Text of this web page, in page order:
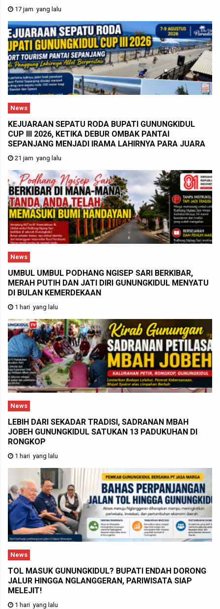
17 jam yang lalu
News
KEJUARAAN SEPATU RODA BUPATI GUNUNGKIDUL
CUP III 2026, KETIKA DEBUR OMBAK PANTAI
SEPANJANG MENJADI IRAMA LAHIRNYA PARA JUARA
21 jam yang lalu
News
UMBUL UMBUL PODHANG NGISEP SARI BERKIBAR,
MERAH PUTIH DAN JATI DIRI GUNUNGKIDUL MENYATU
DI BULAN KEMERDEKAAN
1 hari yang lalu
News
LEBIH DARI SEKADAR TRADISI, SADRANAN MBAH
JOBEH GUNUNGKIDUL SATUKAN 13 PADUKUHAN DI
RONGKOP
1 hari yang lalu
News
TOL MASUK GUNUNGKIDUL? BUPATI ENDAH DORONG
JALUR HINGGA NGLANGGERAN, PARIWISATA SIAP
MELEJIT!
1 hari yang lalu